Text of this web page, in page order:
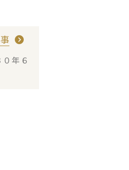
年６